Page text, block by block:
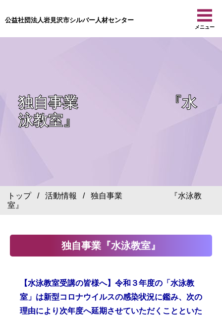
公益社団法人岩見沢市シルバー人材センター
メニュー
独自事業 『水
泳教室』
トップ/ 活動情報
/ 独自事業 『水泳教
室』
独自事業『水泳教室』
【水泳教室受講の皆様へ】令和３年度の「水泳教
室」は新型コロナウイルスの感染状況に鑑み、次の
理由により次年度へ延期させていただくことといた